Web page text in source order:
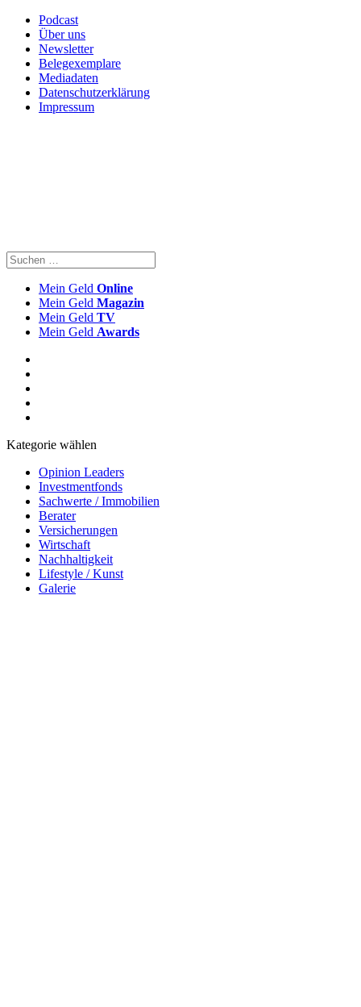
Podcast
Über uns
Newsletter
Belegexemplare
Mediadaten
Datenschutzerklärung
Impressum
Mein Geld Online
Mein Geld Magazin
Mein Geld TV
Mein Geld Awards
Kategorie wählen
Opinion Leaders
Investmentfonds
Sachwerte / Immobilien
Berater
Versicherungen
Wirtschaft
Nachhaltigkeit
Lifestyle / Kunst
Galerie